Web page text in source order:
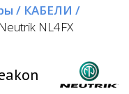
/ КАБЕЛИ /
NL4FX